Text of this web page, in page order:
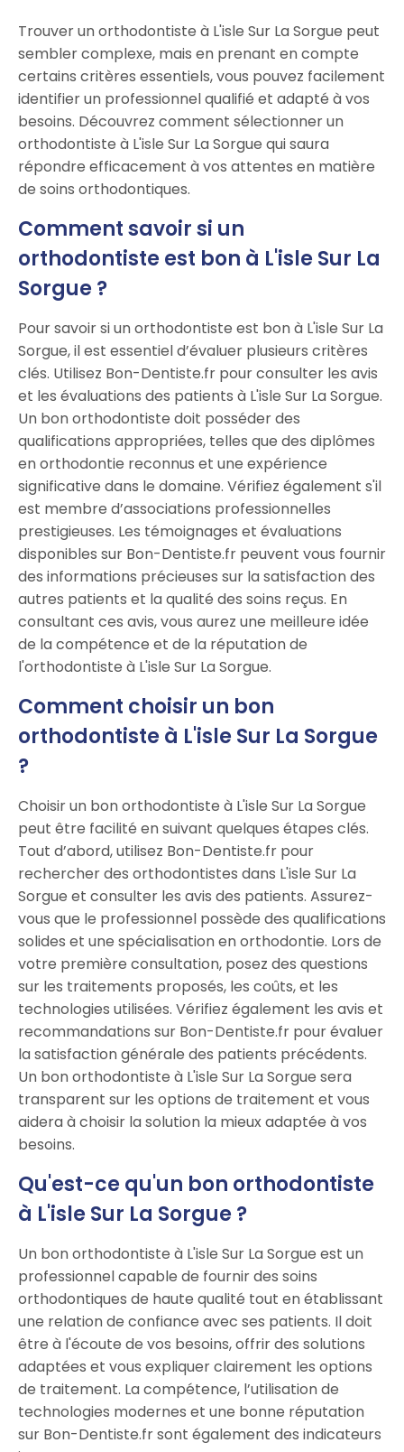
Trouver un orthodontiste à L'isle Sur La Sorgue peut
sembler complexe, mais en prenant en compte
certains critères essentiels, vous pouvez facilement
identifier un professionnel qualifié et adapté à vos
besoins. Découvrez comment sélectionner un
orthodontiste à L'isle Sur La Sorgue qui saura
répondre efficacement à vos attentes en matière
de soins orthodontiques.
Comment savoir si un
orthodontiste est bon à L'isle Sur La
Sorgue ?
Pour savoir si un orthodontiste est bon à L'isle Sur La
Sorgue, il est essentiel d’évaluer plusieurs critères
clés. Utilisez Bon-Dentiste.fr pour consulter les avis
et les évaluations des patients à L'isle Sur La Sorgue.
Un bon orthodontiste doit posséder des
qualifications appropriées, telles que des diplômes
en orthodontie reconnus et une expérience
significative dans le domaine. Vérifiez également s'il
est membre d’associations professionnelles
prestigieuses. Les témoignages et évaluations
disponibles sur Bon-Dentiste.fr peuvent vous fournir
des informations précieuses sur la satisfaction des
autres patients et la qualité des soins reçus. En
consultant ces avis, vous aurez une meilleure idée
de la compétence et de la réputation de
l'orthodontiste à L'isle Sur La Sorgue.
Comment choisir un bon
orthodontiste à L'isle Sur La Sorgue
?
Choisir un bon orthodontiste à L'isle Sur La Sorgue
peut être facilité en suivant quelques étapes clés.
Tout d’abord, utilisez Bon-Dentiste.fr pour
rechercher des orthodontistes dans L'isle Sur La
Sorgue et consulter les avis des patients. Assurez-
vous que le professionnel possède des qualifications
solides et une spécialisation en orthodontie. Lors de
votre première consultation, posez des questions
sur les traitements proposés, les coûts, et les
technologies utilisées. Vérifiez également les avis et
recommandations sur Bon-Dentiste.fr pour évaluer
la satisfaction générale des patients précédents.
Un bon orthodontiste à L'isle Sur La Sorgue sera
transparent sur les options de traitement et vous
aidera à choisir la solution la mieux adaptée à vos
besoins.
Qu'est-ce qu'un bon orthodontiste
à L'isle Sur La Sorgue ?
Un bon orthodontiste à L'isle Sur La Sorgue est un
professionnel capable de fournir des soins
orthodontiques de haute qualité tout en établissant
une relation de confiance avec ses patients. Il doit
être à l'écoute de vos besoins, offrir des solutions
adaptées et vous expliquer clairement les options
de traitement. La compétence, l’utilisation de
technologies modernes et une bonne réputation
sur Bon-Dentiste.fr sont également des indicateurs